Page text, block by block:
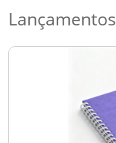
Lançamentos